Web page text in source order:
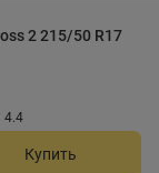
2 215/50 R17
4.4
Купить